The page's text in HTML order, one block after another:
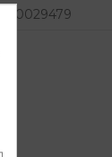
100029479